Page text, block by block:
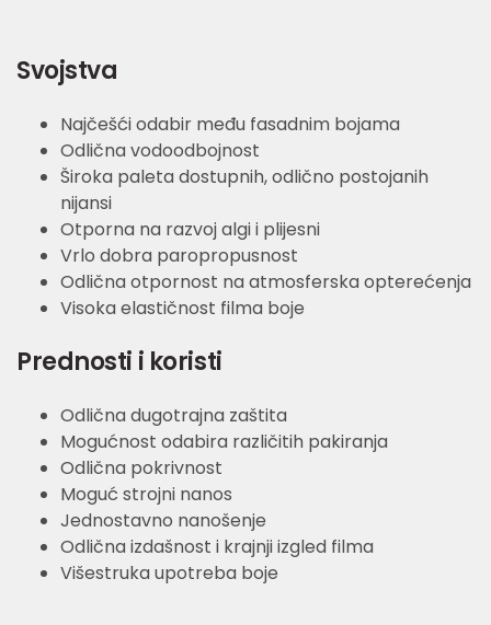
Svojstva
Najčešći odabir među fasadnim bojama
Odlična vodoodbojnost
Široka paleta dostupnih, odlično postojanih
nijansi
Otporna na razvoj algi i plijesni
Vrlo dobra paropropusnost
Odlična otpornost na atmosferska opterećenja
Visoka elastičnost filma boje
Prednosti i koristi
Odlična dugotrajna zaštita
Mogućnost odabira različitih pakiranja
Odlična pokrivnost
Moguć strojni nanos
Jednostavno nanošenje
Odlična izdašnost i krajnji izgled filma
Višestruka upotreba boje